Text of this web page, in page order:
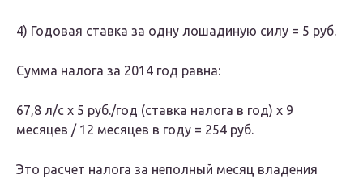
4) Годовая ставка за одну лошадиную силу = 5 руб.
Сумма налога за 2014 год равна:
67,8 л/с х 5 руб./год (ставка налога в год) х 9
месяцев / 12 месяцев в году = 254 руб.
Это расчет налога за неполный месяц владения